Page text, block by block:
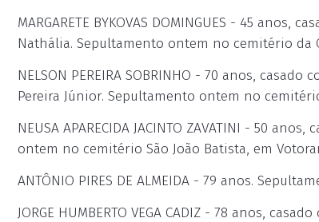
MARGARETE BYKOVAS DOMINGUES - 45
Nathália. Sepultamento ontem no cemitério da
NELSON PEREIRA SOBRINHO - 70 anos,
Pereira Júnior. Sepultamento ontem no
NEUSA APARECIDA JACINTO ZAVATINI - 50
ontem no cemitério São João Batista, em
ANTÔNIO PIRES DE ALMEIDA - 79 anos.
JORGE HUMBERTO VEGA CADIZ - 78 anos,